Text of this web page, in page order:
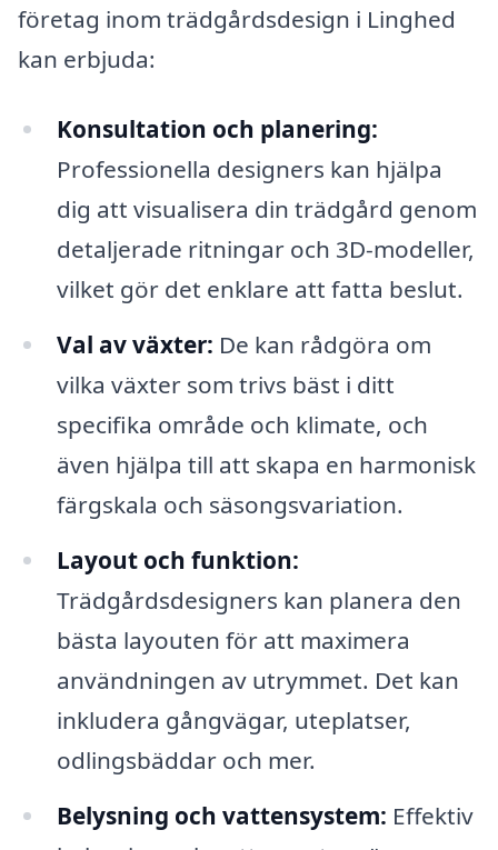
företag inom trädgårdsdesign i Linghed
kan erbjuda:
Konsultation och planering:
Professionella designers kan hjälpa
dig att visualisera din trädgård genom
detaljerade ritningar och 3D-modeller,
vilket gör det enklare att fatta beslut.
Val av växter: De kan rådgöra om
vilka växter som trivs bäst i ditt
specifika område och klimate, och
även hjälpa till att skapa en harmonisk
färgskala och säsongsvariation.
Layout och funktion:
Trädgårdsdesigners kan planera den
bästa layouten för att maximera
användningen av utrymmet. Det kan
inkludera gångvägar, uteplatser,
odlingsbäddar och mer.
Belysning och vattensystem: Effektiv